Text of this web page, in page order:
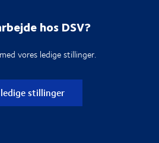
hos DSV?
vores ledige stillinger.
stillinger